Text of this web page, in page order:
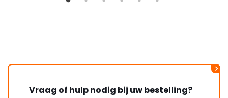
Vraag of hulp nodig bij uw bestelling?